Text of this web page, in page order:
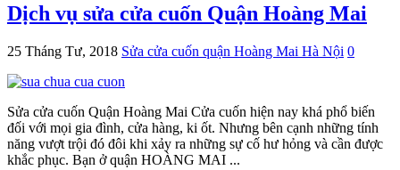
Dịch vụ sửa cửa cuốn Quận Hoàng Mai
25 Tháng Tư, 2018 Sửa cửa cuốn quận Hoàng Mai Hà Nội 0
Sửa cửa cuốn Quận Hoàng Mai Cửa cuốn hiện nay khá phổ biến
đối với mọi gia đình, cửa hàng, ki ốt. Nhưng bên cạnh những tính
năng vượt trội đó đôi khi xảy ra những sự cố hư hỏng và cần được
khắc phục. Bạn ở quận HOÀNG MAI ...